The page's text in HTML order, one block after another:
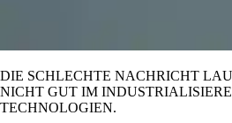
DIE SCHLECHTE NACHRICHT
NICHT GUT IM
TECHNOLOGIEN.